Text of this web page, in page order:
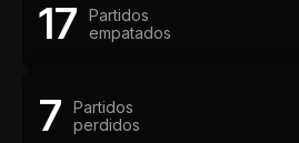
17
Partidos
empatados
7
Partidos
perdidos